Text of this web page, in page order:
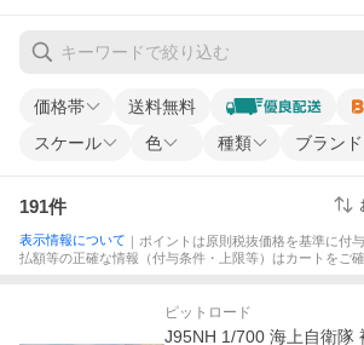
価格帯 送料無料
スケール 色 種類 ブランド
191件
表示情報について ｜ポイントは原則税抜価格を基準に付
払額等の正確な情報（付与条件・上限等）はカートをご
ピットロード
J95NH 1/700 海上自衛隊